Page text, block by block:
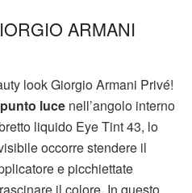
ARMANI
look Giorgio Armani Privé!
punto luce nell’angolo interno
liquido Eye Tint 43, lo
occorre stendere il
e picchiettate